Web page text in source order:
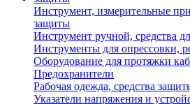
Инструмент, измерительные
защиты
Инструмент ручной, средства
Инструменты для опрессовки,
Оборудование для протяжки
Предохранители
Рабочая одежда, средства
Указатели напряжения и